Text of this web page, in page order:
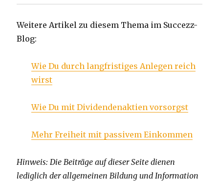
Weitere Artikel zu diesem Thema im Succezz-
Blog:
Wie Du durch langfristiges Anlegen reich
wirst
Wie Du mit Dividendenaktien vorsorgst
Mehr Freiheit mit passivem Einkommen
Hinweis: Die Beiträge auf dieser Seite dienen
lediglich der allgemeinen Bildung und Information